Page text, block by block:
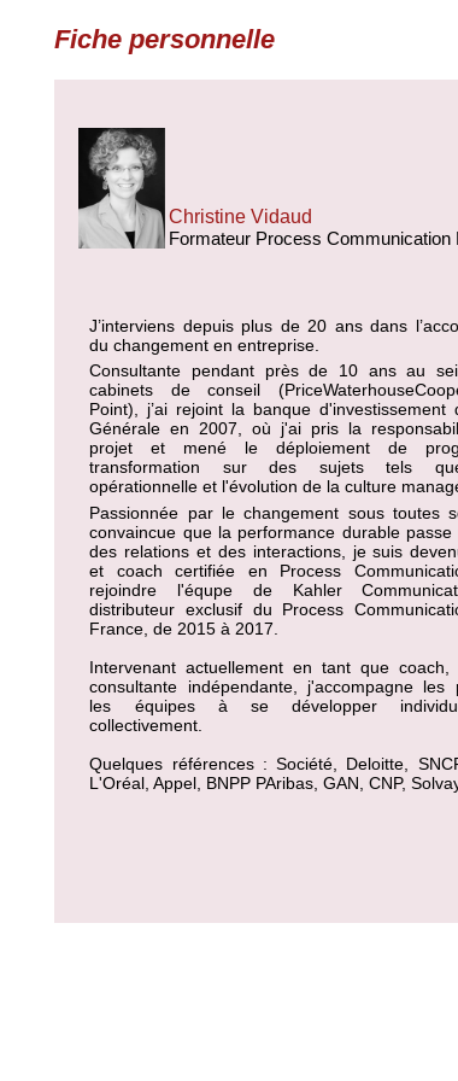
Fiche personnelle
Christine Vidaud
Formateur Process Communication
J’interviens depuis plus de 20 ans dans
du changement en entreprise.
Consultante pendant près de 10 ans au
cabinets de conseil
Point), j’ai rejoint la banque d'investissement
Générale en 2007, où j'ai pris la
projet et mené le déploiement de
transformation sur des sujets tels
opérationnelle et l'évolution de la culture
Passionnée par le changement sous toutes
convaincue que la performance durable
des relations et des interactions, je suis
et coach certifiée en Process
rejoindre l'équpe de Kahler
distributeur exclusif du Process
France, de 2015 à 2017.
Intervenant actuellement en tant que coach,
consultante indépendante, j'accompagne les
les équipes à se développer
collectivement.
Quelques références : Société, Deloitte,
L'Oréal, Appel, BNPP PAribas, GAN, CNP,